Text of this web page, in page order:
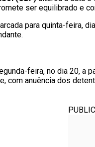
ser equilibrado e
para quinta-feira,
feira, no dia 20, a
com anuência dos